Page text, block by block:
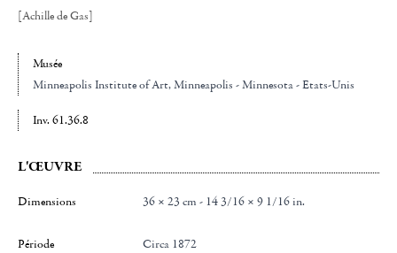
[Achille de Gas]
Musée
Minneapolis Institute of Art, Minneapolis - Minnesota - Etats-Unis
Inv. 61.36.8
L'ŒUVRE
Dimensions 36 × 23 cm - 14 3/16 × 9 1/16 in.
Période Circa 1872